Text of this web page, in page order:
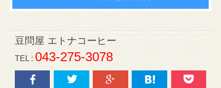
豆問屋 エトナコーヒー
TEL :043-275-3078